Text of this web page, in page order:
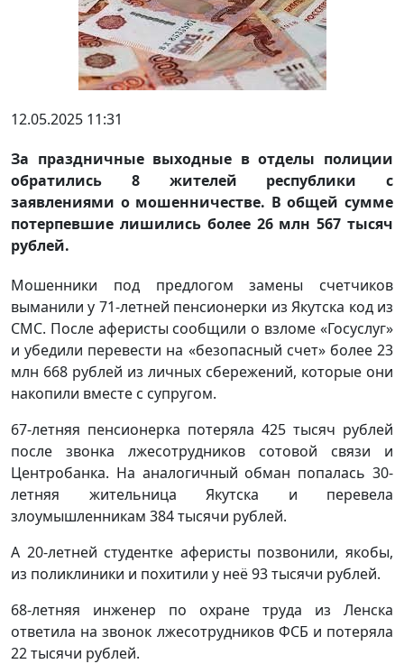
12.05.2025 11:31
За праздничные выходные в отделы полиции
обратились 8 жителей республики с
заявлениями о мошенничестве. В общей сумме
потерпевшие лишились более 26 млн 567 тысяч
рублей.
Мошенники под предлогом замены счетчиков
выманили у 71-летней пенсионерки из Якутска код из
СМС. После аферисты сообщили о взломе «Госуслуг»
и убедили перевести на «безопасный счет» более 23
млн 668 рублей из личных сбережений, которые они
накопили вместе с супругом.
67-летняя пенсионерка потеряла 425 тысяч рублей
после звонка лжесотрудников сотовой связи и
Центробанка. На аналогичный обман попалась 30-
летняя жительница Якутска и перевела
злоумышленникам 384 тысячи рублей.
А 20-летней студентке аферисты позвонили, якобы,
из поликлиники и похитили у неё 93 тысячи рублей.
68-летняя инженер по охране труда из Ленска
ответила на звонок лжесотрудников ФСБ и потеряла
22 тысячи рублей.